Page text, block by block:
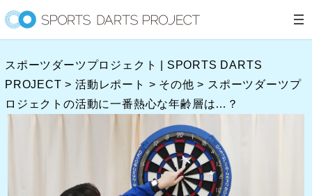
内
容
ス
キ
ッ
スポーツダーツプロジェクト | SPORTS DARTS
PROJECT >活動レポート > その他 > スポーツダーツプ
ロジェクトの活動に一番熱心な年齢層は…？